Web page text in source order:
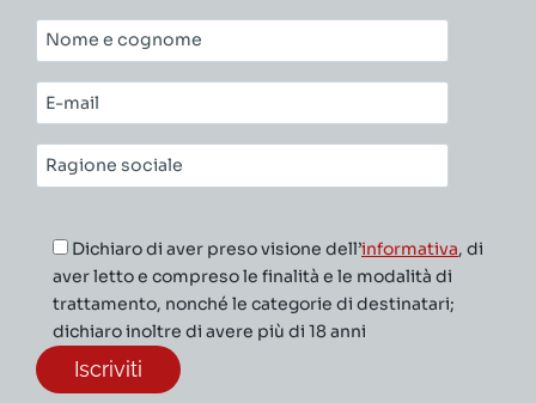
Nome
e
cognome*
E-
mail*
Ragione
sociale*
Dichiaro di aver preso visione dell’informativa, di
aver letto e compreso le finalità e le modalità di
trattamento, nonché le categorie di destinatari;
dichiaro inoltre di avere più di 18 anni